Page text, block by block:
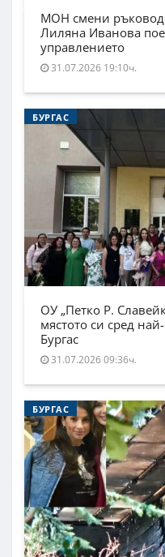
МОН смени
Лиляна Иванова
управлението
31.07.2026 19:10ч.
БУРГАС
ОУ „Петко Р.
мястото си сред
Бургас
31.07.2026 09:36ч.
БУРГАС